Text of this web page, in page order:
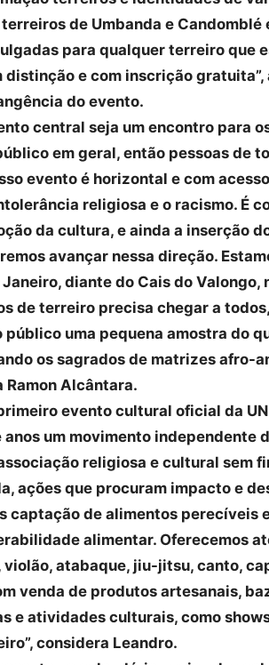
de Umbanda e
para qualquer terreiro que
distinção e com inscrição
do evento.
central seja um encontro para
em geral, então pessoas de
evento é horizontal e com
religiosa e o racismo. É
da cultura, e ainda a inserção
avançar nessa direção.
diante do Cais do Valongo,
de terreiro precisa chegar a
público uma pequena amostra do
os sagrados de matrizes afro-
Ramon Alcântara.
evento cultural oficial da
anos um movimento independente
associação religiosa e cultural sem
ações que procuram impacto e
captação de alimentos perecíveis
alimentar. Oferecemos
atabaque, jiu-jitsu, canto,
venda de produtos artesanais,
e atividades culturais, como
considera Leandro.